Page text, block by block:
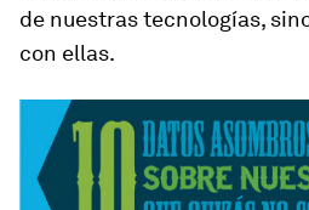
de nuestras tecnologías,
con ellas.